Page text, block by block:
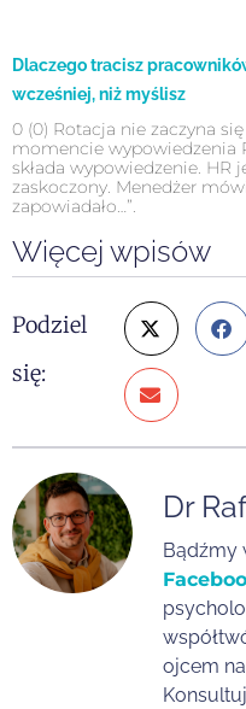
Dlaczego tracisz
wcześniej, niż myślisz
0 (0) Rotacja nie zaczyna
momencie wypowiedzenia
składa wypowiedzenie. HR
zaskoczony. Menedżer
zapowiadało…”.
Więcej wpisów
Podziel
się:
Dr
Bądźmy
ojcem